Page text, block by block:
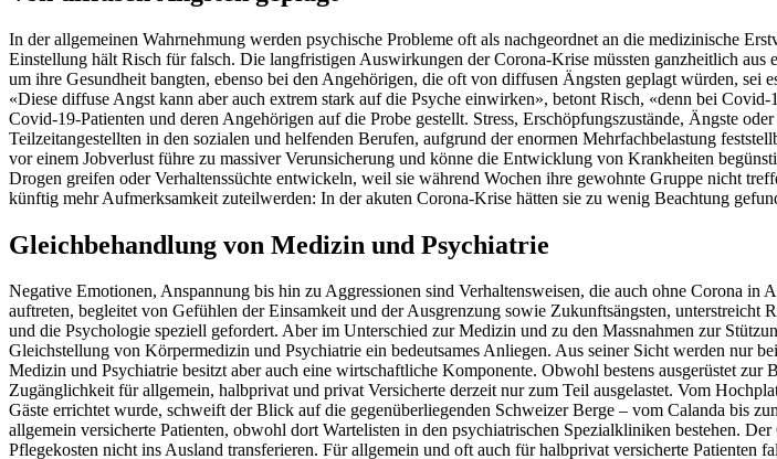
In der allgemeinen Wahrnehmung werden psychische Probleme oft als nachgeordnet an die medizinische
Einstellung hält Risch für falsch. Die langfristigen Auswirkungen der Corona-Krise müssten ganzheitlich aus
um ihre Gesundheit bangten, ebenso bei den Angehörigen, die oft von diffusen Ängsten geplagt würden,
«Diese diffuse Angst kann aber auch extrem stark auf die Psyche einwirken», betont Risch, «denn bei
Covid-19-Patienten und deren Angehörigen auf die Probe gestellt. Stress, Erschöpfungszustände, Ängste
Teilzeitangestellten in den sozialen und helfenden Berufen, aufgrund der enormen Mehrfachbelastung
vor einem Jobverlust führe zu massiver Verunsicherung und könne die Entwicklung von Krankheiten
Drogen greifen oder Verhaltenssüchte entwickeln, weil sie während Wochen ihre gewohnte Gruppe nicht
künftig mehr Aufmerksamkeit zuteilwerden: In der akuten Corona-Krise hätten sie zu wenig Beachtung
Gleichbehandlung von Medizin und Psychiatrie
Negative Emotionen, Anspannung bis hin zu Aggressionen sind Verhaltensweisen, die auch ohne Corona
auftreten, begleitet von Gefühlen der Einsamkeit und der Ausgrenzung sowie Zukunftsängsten,
und die Psychologie speziell gefordert. Aber im Unterschied zur Medizin und zu den Massnahmen zur
Gleichstellung von Körpermedizin und Psychiatrie ein bedeutsames Anliegen. Aus seiner Sicht werden nur
Medizin und Psychiatrie besitzt aber auch eine wirtschaftliche Komponente. Obwohl bestens ausgerüstet
Zugänglichkeit für allgemein, halbprivat und privat Versicherte derzeit nur zum Teil ausgelastet. Vom
Gäste errichtet wurde, schweift der Blick auf die gegenüberliegenden Schweizer Berge – vom Calanda bis
allgemein versicherte Patienten, obwohl dort Wartelisten in den psychiatrischen Spezialkliniken bestehen.
Pflegekosten nicht ins Ausland transferieren. Für allgemein und oft auch für halbprivat versicherte